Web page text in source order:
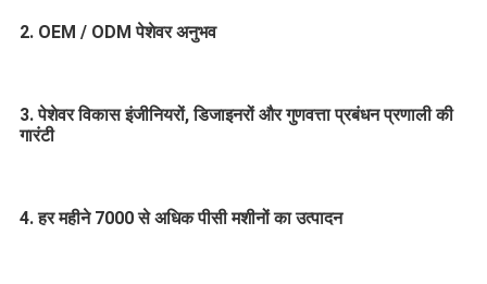
2. OEM / ODM पेशेवर अनुभव
3. पेशेवर विकास इंजीनियरों, डिजाइनरों और गुणवत्ता प्रबंधन प्रणाली की
गारंटी
4. हर महीने 7000 से अधिक पीसी मशीनों का उत्पादन